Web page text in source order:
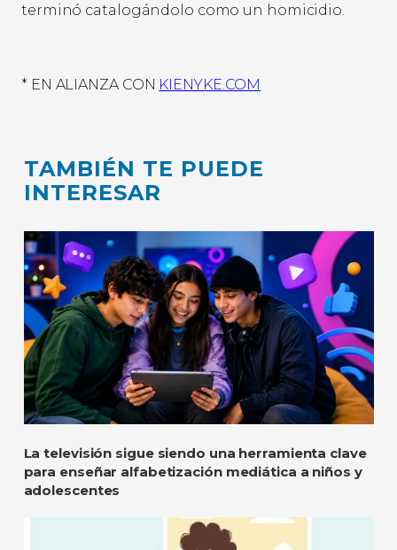
terminó catalogándolo como un homicidio.
* EN ALIANZA CON KIENYKE.COM
TAMBIÉN TE PUEDE
INTERESAR
La televisión sigue siendo una herramienta clave
para enseñar alfabetización mediática a niños y
adolescentes